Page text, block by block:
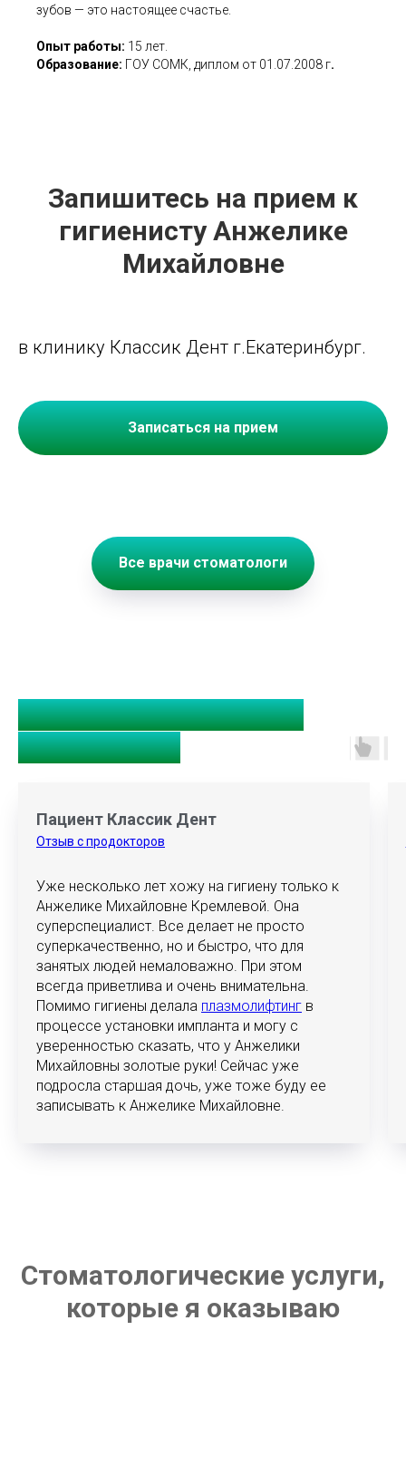
зубов — это настоящее счастье.
Опыт работы: 15 лет.
Образование: ГОУ СОМК, диплом от 01.07.2008 г.
Запишитесь на прием к
гигиенисту Анжелике
Михайловне
в клинику Классик Дент г.Екатеринбург.
Записаться на прием
Все врачи стоматологи
Отзывы об Анжелике
Михайловне
Пациент Классик Дент
Отзыв с продокторов
Уже несколько лет хожу на гигиену только к
Анжелике Михайловне Кремлевой. Она
суперспециалист. Все делает не просто
суперкачественно, но и быстро, что для
занятых людей немаловажно. При этом
всегда приветлива и очень внимательна.
Помимо гигиены делала плазмолифтинг ​ в
процессе установки импланта и могу с
уверенностью сказать, что у Анжелики
Михайловны золотые руки! Сейчас уже
подросла старшая дочь, уже тоже буду ее
записывать к Анжелике Михайловне.
Стоматологические услуги,
которые я оказываю